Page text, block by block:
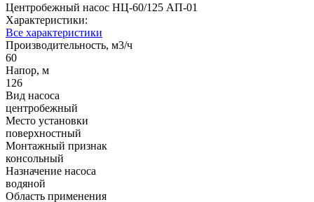
Центробежный насос НЦ-60/125 АП-01
Характеристики:
Все характеристики
Производительность, м3/ч
60
Напор, м
126
Вид насоса
центробежный
Место установки
поверхностный
Монтажный признак
консольный
Назначение насоса
водяной
Область применения